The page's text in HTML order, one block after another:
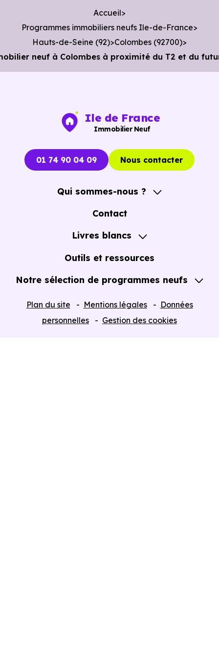
Poste :La Poste Aragon à 244 m, soit 1 min en voiture
ou à 254 m, soit 3 min à pied.
Bibliothèque :Mediatheque de la Marine à 970 m, soit
2 min en voiture ou à 298 m, soit 4 min à pied.
Accueil
Programmes immobiliers neufs Ile-de-France
Hauts-de-Seine (92) Colombes (92700)
neuf à Colombes à proximité du T2 et du
Ile de France
Immobilier Neuf
01 74 90 04 09 Nous contacter
Qui sommes-nous ?
A propos
Contact
Livres blancs
Guide de l'Achat immobilier neuf en VEFA
Outils et ressources
Notre sélection de programmes neufs
Plan du site Mentions légales
Données
personnelles
Gestion des cookies